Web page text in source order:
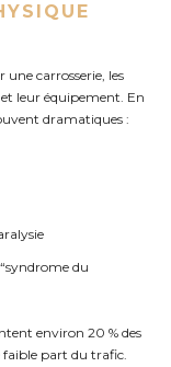
carrosserie, les
leur équipement. En
dramatiques :
du
environ 20 % des
faible part du trafic.